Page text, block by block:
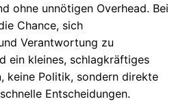
ohne unnötigen Overhead. Bei
Chance, sich
Verantwortung zu
ein kleines, schlagkräftiges
keine Politik, sondern direkte
Entscheidungen.